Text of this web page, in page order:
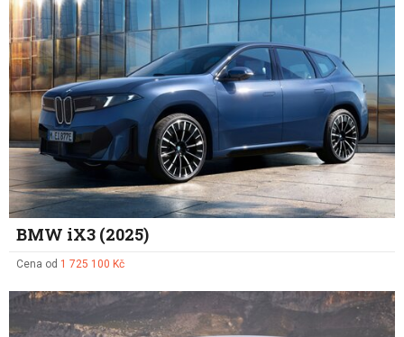
BMW iX3 (2025)
Cena od 1 725 100 Kč